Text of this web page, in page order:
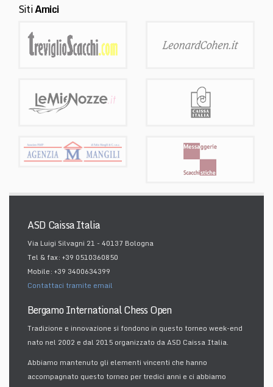
SitiAmici
ASD Caissa Italia
Via Luigi Silvagni 21 - 40137 Bologna
Tel & fax: +39 0510360850
Mobile: +39 3400634399
Contattaci tramite email
Bergamo International Chess Open
Tradizione e innovazione si fondono in questo torneo week-end
nato nel 2002 e dal 2015 organizzato da ASD Caissa Italia.
Abbiamo mantenuto gli elementi vincenti che hanno
accompagnato questo torneo per tredici anni e ci abbiamo